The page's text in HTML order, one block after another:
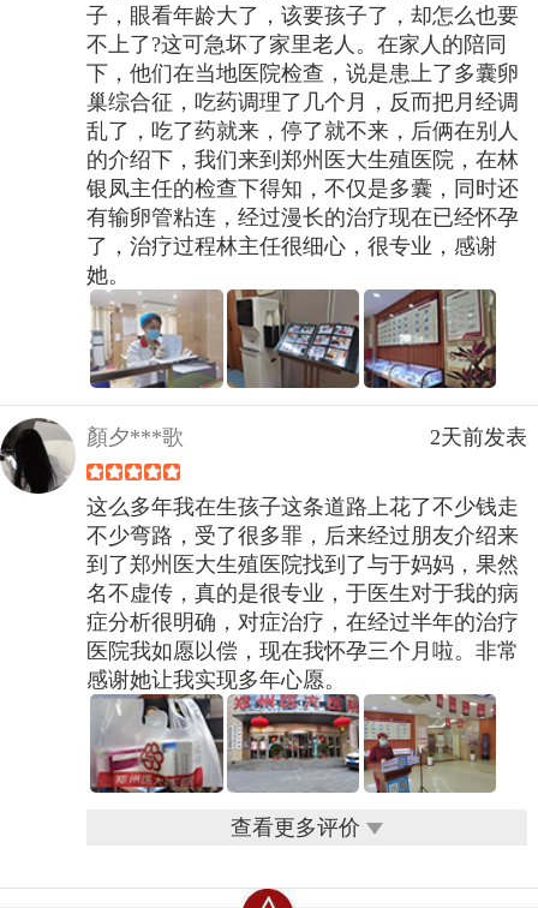
子，眼看年龄大了，该要孩子了，却怎么也要
不上了?这可急坏了家里老人。在家人的陪同
下，他们在当地医院检查，说是患上了多囊卵
巢综合征，吃药调理了几个月，反而把月经调
乱了，吃了药就来，停了就不来，后俩在别人
的介绍下，我们来到郑州医大生殖医院，在林
银凤主任的检查下得知，不仅是多囊，同时还
有输卵管粘连，经过漫长的治疗现在已经怀孕
了，治疗过程林主任很细心，很专业，感谢
她。
顏夕***歌 2天前发表
这么多年我在生孩子这条道路上花了不少钱走
不少弯路，受了很多罪，后来经过朋友介绍来
到了郑州医大生殖医院找到了与于妈妈，果然
名不虚传，真的是很专业，于医生对于我的病
症分析很明确，对症治疗，在经过半年的治疗
医院我如愿以偿，现在我怀孕三个月啦。非常
感谢她让我实现多年心愿。
查看更多评价